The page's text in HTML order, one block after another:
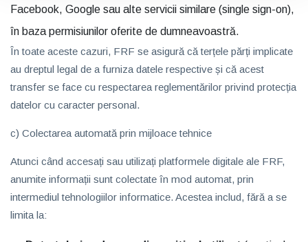
Facebook, Google sau alte servicii similare (single sign-on),
în baza permisiunilor oferite de dumneavoastră.
În toate aceste cazuri, FRF se asigură că terțele părți implicate
au dreptul legal de a furniza datele respective și că acest
transfer se face cu respectarea reglementărilor privind protecția
datelor cu caracter personal.
c) Colectarea automată prin mijloace tehnice
Atunci când accesați sau utilizați platformele digitale ale FRF,
anumite informații sunt colectate în mod automat, prin
intermediul tehnologiilor informatice. Acestea includ, fără a se
limita la: